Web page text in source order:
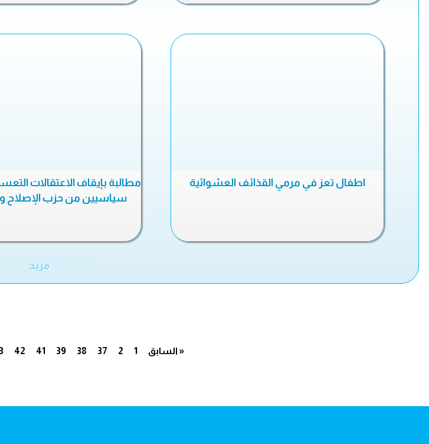
اطفال تعز في مرمي القذائف العشوائية
مطالبة بإيقاف الاعتقالات
سياسيين من حزب الإصلاح
مزيد
« السابق 1
2
37
38
39
41
42